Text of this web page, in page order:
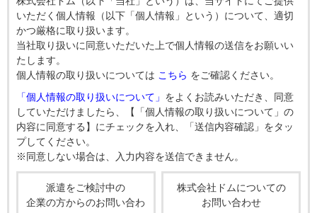
いただく個人情報（以下「個人情報」という）について、適切
かつ厳格に取り扱います。
当社取り扱いに同意いただいた上で個人情報の送信をお願いい
たします。
個人情報の取り扱いについては こちら をご確認ください。
「個人情報の取り扱いについて」 をよくお読みいただき、同意
していただけましたら、【「個人情報の取り扱いについて」の
内容に同意する】にチェックを入れ、「送信内容確認」をタッ
プしてください。
※同意しない場合は、入力内容を送信できません。
派遣をご検討中の
企業の方からのお問い合わ
株式会社ドムについての
お問い合わせ